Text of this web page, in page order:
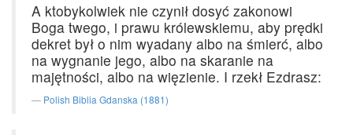
A ktobykolwiek nie czynił dosyć zakonowi
Boga twego, i prawu królewskiemu, aby prędki
dekret był o nim wyadany albo na śmierć, albo
na wygnanie jego, albo na skaranie na
majętności, albo na więzienie. I rzekł Ezdrasz:
Polish Biblia Gdanska (1881)